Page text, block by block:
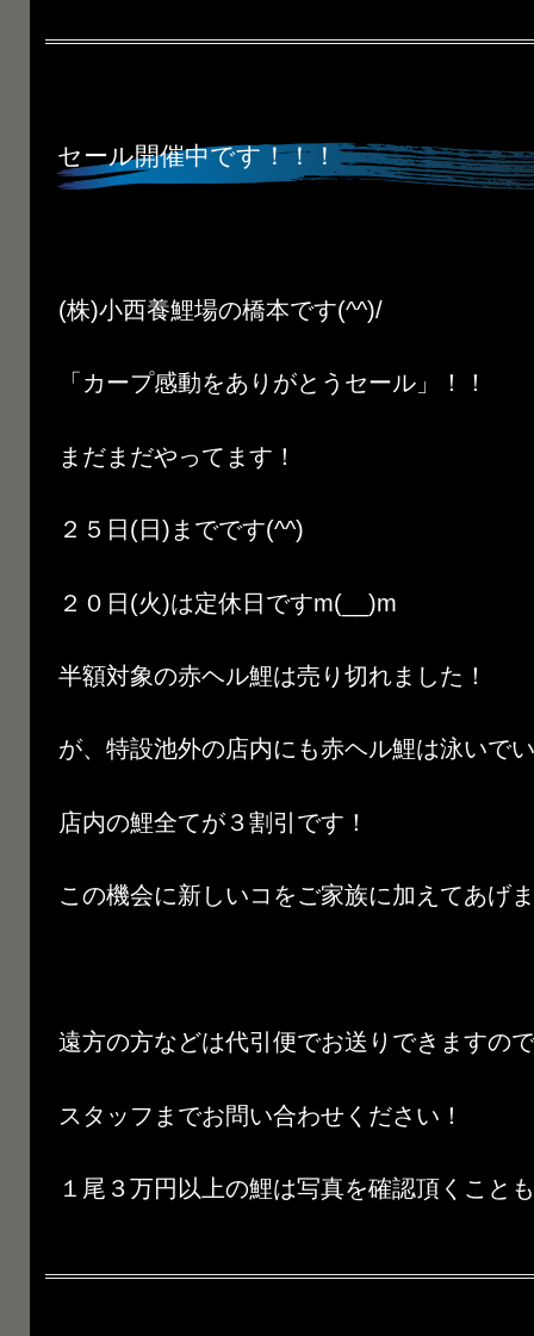
セール開催中です！！！
(株)小西養鯉場の橋本です(^^)/
「カープ感動をありがとうセール」！！
まだまだやってます！
２５日(日)までです(^^)
２０日(火)は定休日ですm(__)m
半額対象の赤ヘル鯉は売り切れました！
が、特設池外の店内にも赤ヘル鯉は泳いで
店内の鯉全てが３割引です！
この機会に新しいコをご家族に加えてあげ
遠方の方などは代引便でお送りできますの
スタッフまでお問い合わせください！
１尾３万円以上の鯉は写真を確認頂くこと